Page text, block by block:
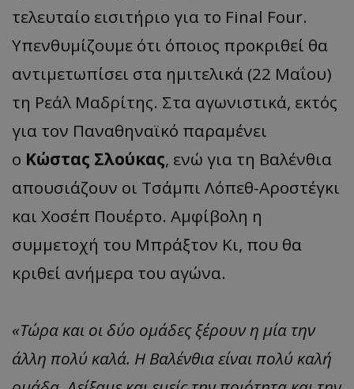
τελευταίο εισιτήριο για το Final Four.
Υπενθυμίζουμε ότι όποιος προκριθεί θα
αντιμετωπίσει στα ημιτελικά (22 Μαΐου)
τη Ρεάλ Μαδρίτης. Στα αγωνιστικά, εκτός
για τον Παναθηναϊκό παραμένει
ο Κώστας Σλούκας, ενώ για τη Βαλένθια
απουσιάζoυν οι Τσάμπι Λόπεθ-Αροστέγκι
και Χοσέπ Πουέρτο. Αμφίβολη η
συμμετοχή του Μπράξτον Κι, που θα
κριθεί ανήμερα του αγώνα.
«Τώρα και οι δύο ομάδες ξέρουν η μία την
άλλη πολύ καλά. Η Βαλένθια είναι πολύ καλή